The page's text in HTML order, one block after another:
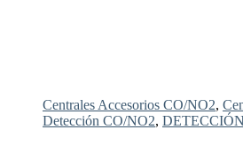
Centrales Accesorios CO/NO2,
Detección CO/NO2,